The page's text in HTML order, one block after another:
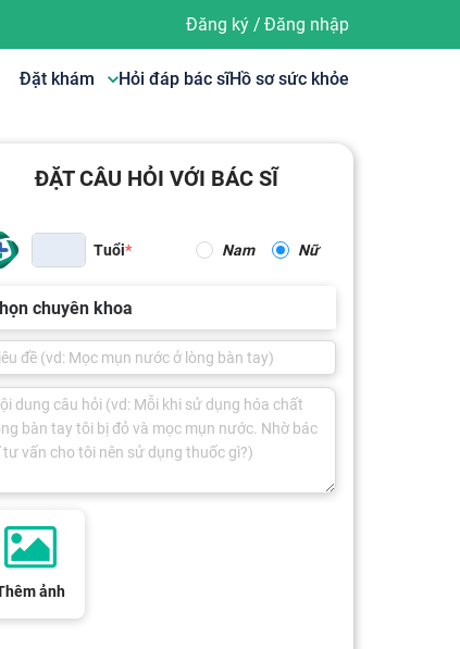
Đăng ký/ Đăng nhập
Đặt khám Hỏi đáp bác sĩHồ sơ sức khỏe
ĐẶT CÂU HỎI VỚI BÁC SĨ
Tuổi Nam Nữ
chuyên khoa
ảnh